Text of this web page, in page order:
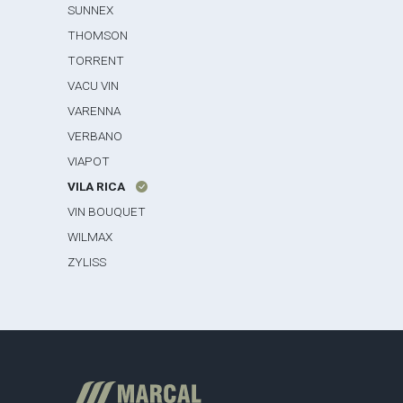
SUNNEX
THOMSON
TORRENT
VACU VIN
VARENNA
VERBANO
VIAPOT
VILA RICA
VIN BOUQUET
WILMAX
ZYLISS